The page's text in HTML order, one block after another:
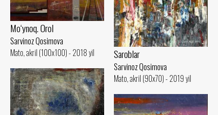
Mo‘ynoq. Orol
Sarvinoz Qosimova
Mato, akril (100x100) - 2018 yil
Saroblar
Sarvinoz Qosimova
Mato, akril (90x70) - 2019 yil